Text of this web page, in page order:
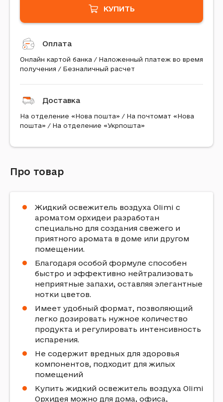
КУПИТЬ
Оплата
Онлайн картой банка / Наложенный платеж во время
получения / Безналичный расчет
Доставка
На отделение «Нова пошта» / На почтомат «Нова
пошта» / На отделение «Укрпошта»
Про товар
Жидкий освежитель воздуха Olimi с
ароматом орхидеи разработан
специально для создания свежего и
приятного аромата в доме или другом
помещении.
Благодаря особой формуле способен
быстро и эффективно нейтрализовать
неприятные запахи, оставляя элегантные
нотки цветов.
Имеет удобный формат, позволяющий
легко дозировать нужное количество
продукта и регулировать интенсивность
испарения.
Не содержит вредных для здоровья
компонентов, подходит для жилых
помещений
Купить жидкий освежитель воздуха Olimi
Орхидея можно для дома, офиса,